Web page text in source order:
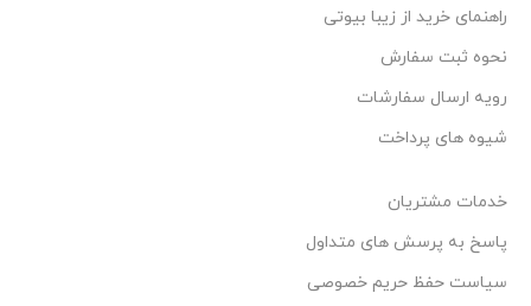
راهنمای خرید از زیبا بیوتی
نحوه ثبت سفارش
رویه ارسال سفارشات
شیوه های پرداخت
خدمات مشتریان
پاسخ به پرسش های متداول
سیاست حفظ حریم خصوصی